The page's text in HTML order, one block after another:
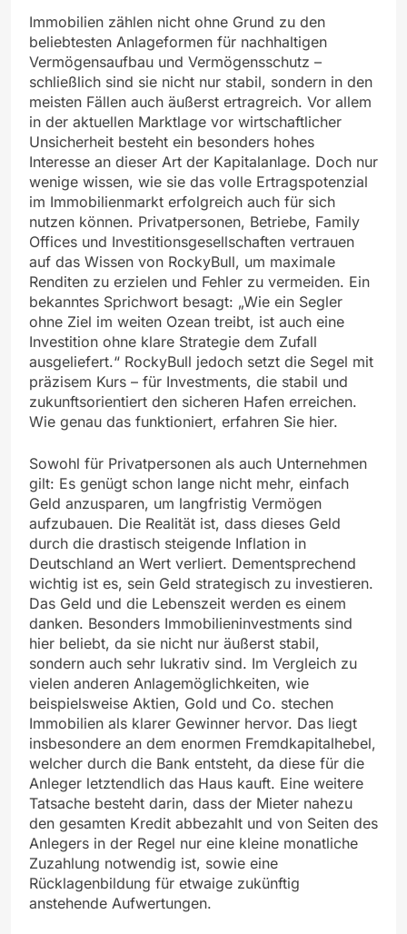
Immobilien zählen nicht ohne Grund zu den
beliebtesten Anlageformen für nachhaltigen
Vermögensaufbau und Vermögensschutz –
schließlich sind sie nicht nur stabil, sondern in den
meisten Fällen auch äußerst ertragreich. Vor allem
in der aktuellen Marktlage vor wirtschaftlicher
Unsicherheit besteht ein besonders hohes
Interesse an dieser Art der Kapitalanlage. Doch nur
wenige wissen, wie sie das volle Ertragspotenzial
im Immobilienmarkt erfolgreich auch für sich
nutzen können. Privatpersonen, Betriebe, Family
Offices und Investitionsgesellschaften vertrauen
auf das Wissen von RockyBull, um maximale
Renditen zu erzielen und Fehler zu vermeiden. Ein
bekanntes Sprichwort besagt: „Wie ein Segler
ohne Ziel im weiten Ozean treibt, ist auch eine
Investition ohne klare Strategie dem Zufall
ausgeliefert.“ RockyBull jedoch setzt die Segel mit
präzisem Kurs – für Investments, die stabil und
zukunftsorientiert den sicheren Hafen erreichen.
Wie genau das funktioniert, erfahren Sie hier.
Sowohl für Privatpersonen als auch Unternehmen
gilt: Es genügt schon lange nicht mehr, einfach
Geld anzusparen, um langfristig Vermögen
aufzubauen. Die Realität ist, dass dieses Geld
durch die drastisch steigende Inflation in
Deutschland an Wert verliert. Dementsprechend
wichtig ist es, sein Geld strategisch zu investieren.
Das Geld und die Lebenszeit werden es einem
danken. Besonders Immobilieninvestments sind
hier beliebt, da sie nicht nur äußerst stabil,
sondern auch sehr lukrativ sind. Im Vergleich zu
vielen anderen Anlagemöglichkeiten, wie
beispielsweise Aktien, Gold und Co. stechen
Immobilien als klarer Gewinner hervor. Das liegt
insbesondere an dem enormen Fremdkapitalhebel,
welcher durch die Bank entsteht, da diese für die
Anleger letztendlich das Haus kauft. Eine weitere
Tatsache besteht darin, dass der Mieter nahezu
den gesamten Kredit abbezahlt und von Seiten des
Anlegers in der Regel nur eine kleine monatliche
Zuzahlung notwendig ist, sowie eine
Rücklagenbildung für etwaige zukünftig
anstehende Aufwertungen.